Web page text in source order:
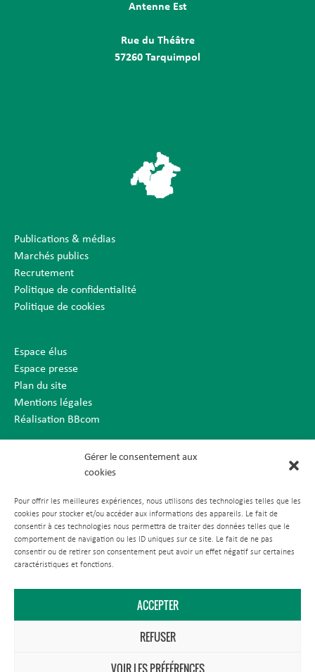
Gérer le consentement aux
cookies
Pour offrir les meilleures expériences, nous utilisons des technologies telles que les
cookies pour stocker et/ou accéder aux informations des appareils. Le fait de
consentir à ces technologies nous permettra de traiter des données telles que le
comportement de navigation ou les ID uniques sur ce site. Le fait de ne pas
consentir ou de retirer son consentement peut avoir un effet négatif sur certaines
caractéristiques et fonctions.
ACCEPTER
REFUSER
VOIR LES PRÉFÉRENCES
Antenne Est
Rue du Théâtre
57260 Tarquimpol
Publications & médias
Marchés publics
Recrutement
Politique de confidentialité
Politique de cookies
Espace élus
Espace presse
Plan du site
Mentions légales
Réalisation BBcom